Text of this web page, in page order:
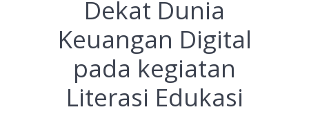
Dekat Dunia
Keuangan Digital
pada kegiatan
Literasi Edukasi